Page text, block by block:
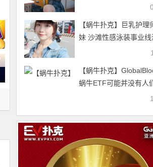
【蜗牛扑克】巨乳护理
妹 沙滩性感泳装事业线
【蜗牛扑克】
蜗牛ETF可能并没有人